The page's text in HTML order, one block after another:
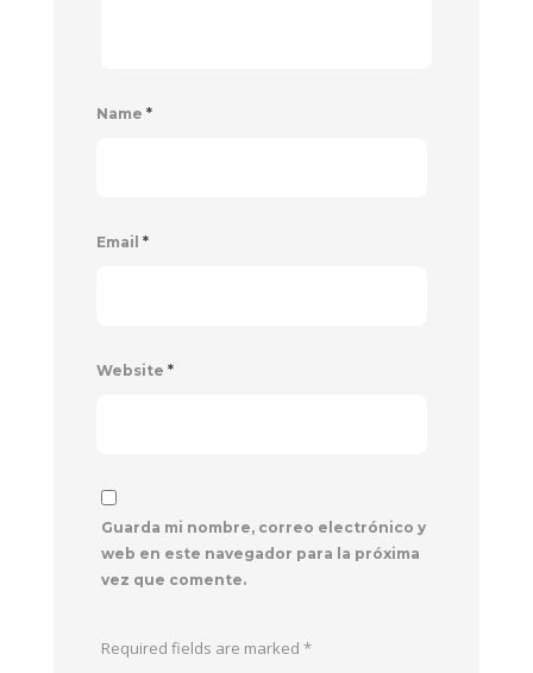
Name *
Email *
Website *
Guarda mi nombre, correo electrónico y
web en este navegador para la próxima
vez que comente.
Required fields are marked *